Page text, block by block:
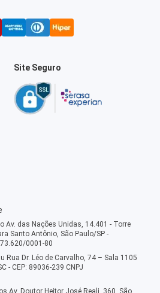
Site Seguro
Av. das Nações Unidas, 14.401 - Torre
Santo Antônio, São Paulo/SP -
0001-80
Rua Dr. Léo de Carvalho, 74 – Sala 1105
- CEP: 89036-239 CNPJ
Av. Doutor Heitor José Reali, 360, São